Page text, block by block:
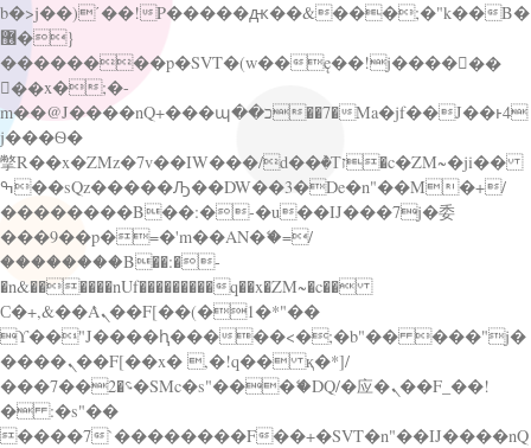
b�>j��)΄��!P�����ԫ��&���;�"k��B�
޶�}
��������p�SVT�(w��ę��!j������
��x�;�-
m��@J����nQ+���պ��כ��7�Ma�jf��J��ͱ4
j���Ѳ�
撆R��x�ZMz�7v��IW���/d��ٞ�Тז�c�ZM~�ji��
ߒ��sQz�����Ԡ��DW��3�De�n"��M�+/
��������B��:�-�u��IJ���7j�委
���9��p�=�'m��AN�ޭ�=/
��������B��:�-
�n&������nUf���������q��x�ZM~�c��
Ϲ�+,&��Ὰܢ��F[��(�1�*"��
ϒ��"J����ԧ�����<�;�b"�� ���"j�
����ܢ��F[��x� ,�!q�� қ�*]/
���؝�2��7�SMc�s"���ޭ�DQ/�应�ܢ��F_��!
� :�s"��
����7`��������F��+�SVT�n"��IJ����nQ